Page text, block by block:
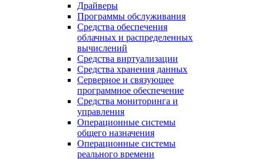
Драйверы
Программы обслуживания
Средства обеспечения
облачных и распределенных
вычислений
Средства виртуализации
Средства хранения данных
Серверное и связующее
программное обеспечение
Средства мониторинга и
управления
Операционные системы
общего назначения
Операционные системы
реального времени